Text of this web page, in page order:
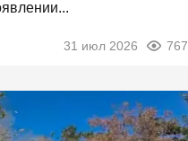
31 июл 2026 767